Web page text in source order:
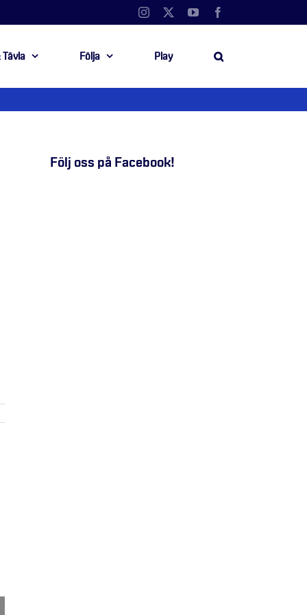
Instagram YouTube
Tävla Följa Play
Följ oss på Facebook!